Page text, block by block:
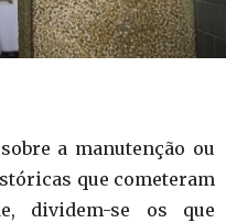
a manutenção ou
que cometeram
dividem-se os que